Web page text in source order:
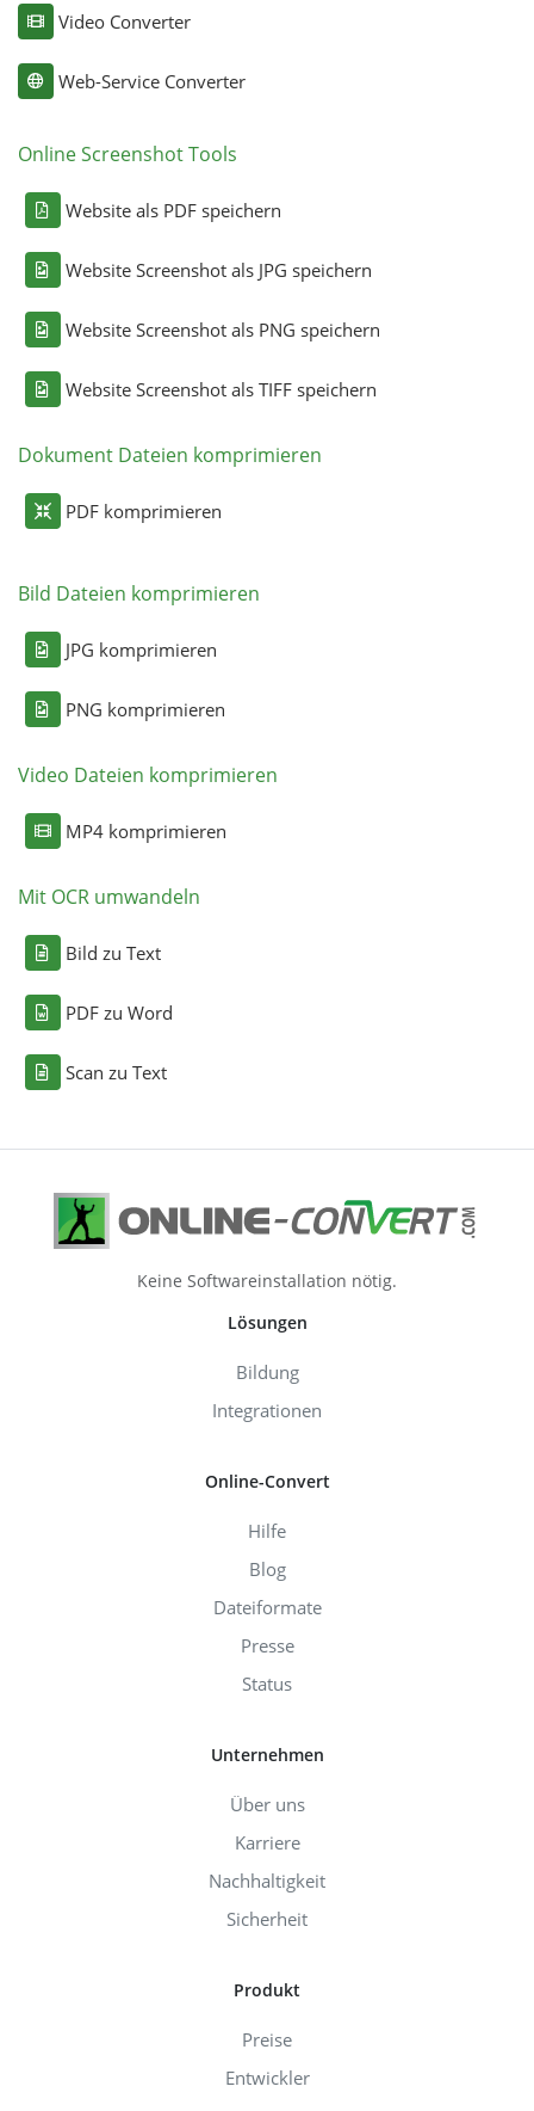
Video Converter
Web-Service Converter
Online Screenshot Tools
Website als PDF speichern
Website Screenshot als JPG speichern
Website Screenshot als PNG speichern
Website Screenshot als TIFF speichern
Dokument Dateien komprimieren
PDF komprimieren
Bild Dateien komprimieren
JPG komprimieren
PNG komprimieren
Video Dateien komprimieren
MP4 komprimieren
Mit OCR umwandeln
Bild zu Text
PDF zu Word
Scan zu Text
Keine Softwareinstallation nötig.
Lösungen
Bildung
Integrationen
Online-Convert
Hilfe
Blog
Dateiformate
Presse
Status
Unternehmen
Über uns
Karriere
Nachhaltigkeit
Sicherheit
Produkt
Preise
Entwickler